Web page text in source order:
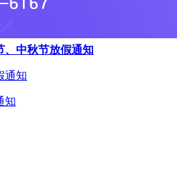
、中秋节放假通知
通知
知